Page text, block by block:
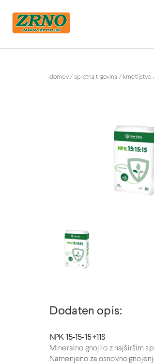
stran Zrno
domov /spletna trgovina / kmetijstvo
Dodaten opis:
NPK 15-15-15+11S
Mineralno gnojilo z najširšim
Namenjeno za osnovno